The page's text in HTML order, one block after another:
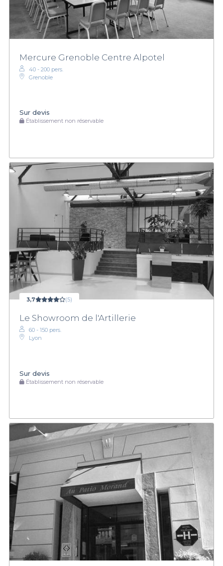
Mercure Grenoble Centre Alpotel
40 - 200 pers.
Grenoble
Sur devis
Établissement non réservable
3,7 (5)
Le Showroom de l'Artillerie
60 - 150 pers.
Lyon
Sur devis
Établissement non réservable